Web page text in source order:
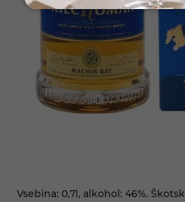
Vsebina: 0,7l, alkohol: 46%.